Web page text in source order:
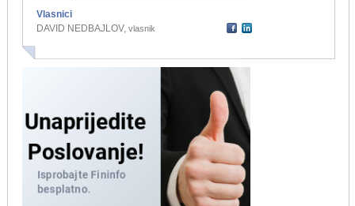
Vlasnici
DAVID NEDBAJLOV, vlasnik